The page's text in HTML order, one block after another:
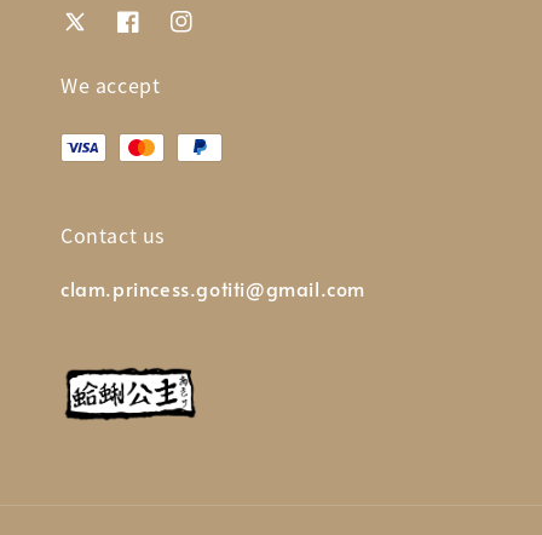
We accept
Contact us
clam.princess.gotiti@gmail.com